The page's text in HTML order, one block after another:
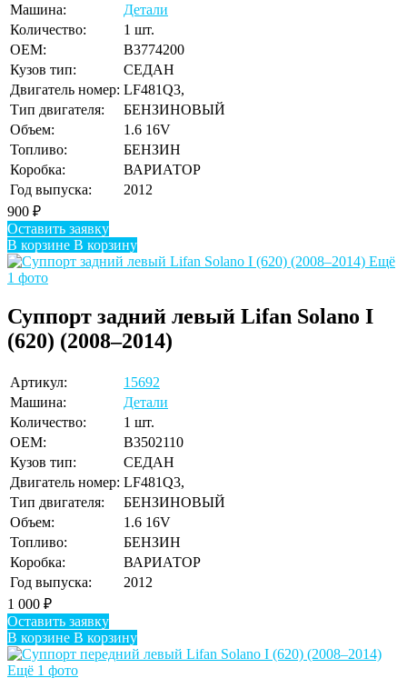
Машина:
Детали
Количество:
1 шт.
OEM:
B3774200
Кузов тип:
СЕДАН
Двигатель номер: LF481Q3,
Тип двигателя:
БЕНЗИНОВЫЙ
Объем:
1.6 16V
Топливо:
БЕНЗИН
Коробка:
ВАРИАТОР
Год выпуска:
2012
900 ₽
Оставить заявку
В корзине В корзину
Ещё
1 фото
Суппорт задний левый Lifan Solano I
(620) (2008–2014)
Артикул:
15692
Машина:
Детали
Количество:
1 шт.
OEM:
B3502110
Кузов тип:
СЕДАН
Двигатель номер: LF481Q3,
Тип двигателя:
БЕНЗИНОВЫЙ
Объем:
1.6 16V
Топливо:
БЕНЗИН
Коробка:
ВАРИАТОР
Год выпуска:
2012
1 000 ₽
Оставить заявку
В корзине В корзину
Ещё 1 фото